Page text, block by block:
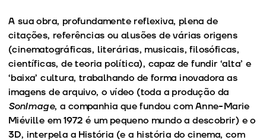
A sua obra, profundamente reflexiva, plena de
citações, referências ou alusões de várias origens
(cinematográficas, literárias, musicais, filosóficas,
científicas, de teoria política), capaz de fundir ‘alta’ e
‘baixa’ cultura, trabalhando de forma inovadora as
imagens de arquivo, o vídeo (toda a produção da
SonImage, a companhia que fundou com Anne-Marie
Miéville em 1972 é um pequeno mundo a descobrir) e o
3D, interpela a História (e a história do cinema, com